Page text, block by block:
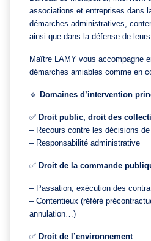
associations et entreprises dans
démarches administratives,
ainsi que dans la défense de
Maître LAMY vous accompagne
démarches amiables comme en
🔹 Domaines d’intervention
✅ Droit public, droit des
– Recours contre les décisions de
– Responsabilité administrative
✅ Droit de la commande
– Passation, exécution des
– Contentieux (référé
annulation…)
✅ Droit de l’environnement